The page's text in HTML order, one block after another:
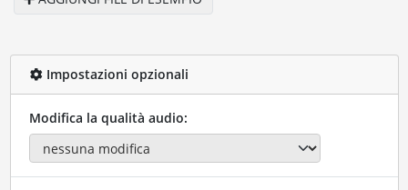
Impostazioni opzionali
Modifica la qualità audio: